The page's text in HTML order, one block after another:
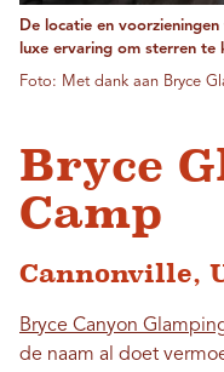
De locatie en
luxe ervaring om sterren te
Foto: Met dank aan Bryce
Bryce
Camp
Cannonville,
Bryce Canyon
de naam al doet